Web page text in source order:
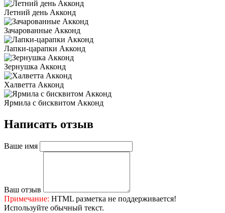
Летний день Акконд
Зачарованные Акконд
Лапки-царапки Акконд
Зернушка Акконд
Халветта Акконд
Ярмила с бисквитом Акконд
Написать отзыв
Ваше имя
Ваш отзыв
Примечание: HTML разметка не поддерживается!
Используйте обычный текст.